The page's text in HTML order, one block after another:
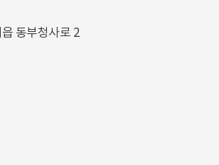
동부청사로 2